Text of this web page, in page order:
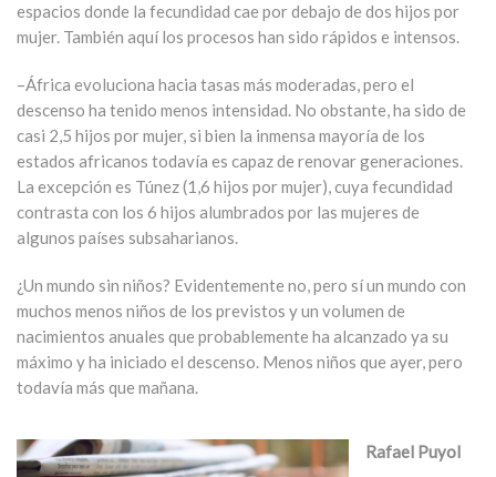
espacios donde la fecundidad cae por debajo de dos hijos por
mujer. También aquí los procesos han sido rápidos e intensos.
–África evoluciona hacia tasas más moderadas, pero el
descenso ha tenido menos intensidad. No obstante, ha sido de
casi 2,5 hijos por mujer, si bien la inmensa mayoría de los
estados africanos todavía es capaz de renovar generaciones.
La excepción es Túnez (1,6 hijos por mujer), cuya fecundidad
contrasta con los 6 hijos alumbrados por las mujeres de
algunos países subsaharianos.
¿Un mundo sin niños? Evidentemente no, pero sí un mundo con
muchos menos niños de los previstos y un volumen de
nacimientos anuales que probablemente ha alcanzado ya su
máximo y ha iniciado el descenso. Menos niños que ayer, pero
todavía más que mañana.
Rafael Puyol